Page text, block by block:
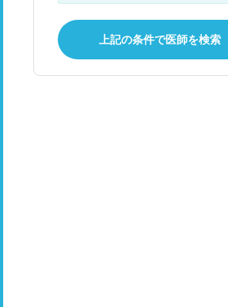
上記の条件で医師を検索